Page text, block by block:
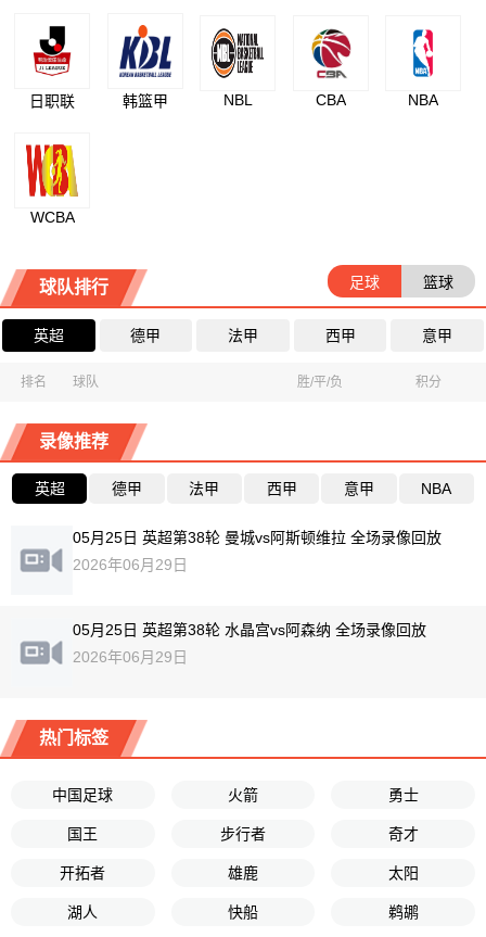
日职联 韩篮甲 NBL CBA NBA
WCBA
球队排行 足球 篮球
英超 德甲 法甲 西甲 意甲
排名 球队 胜/平/负 积分
录像推荐
英超 德甲 法甲 西甲 意甲 NBA
05月25日 英超第38轮 曼城vs阿斯顿维拉 全场录像回放
2026年06月29日
05月25日 英超第38轮 水晶宫vs阿森纳 全场录像回放
2026年06月29日
热门标签
中国足球 火箭 勇士
国王 步行者 奇才
开拓者 雄鹿 太阳
湖人 快船 鹈鹕